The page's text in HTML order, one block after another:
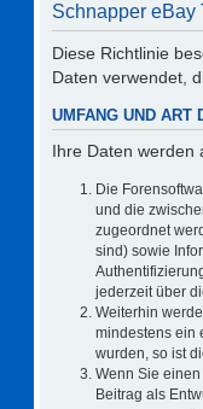
Schnapper eBay
Diese Richtlinie
Daten verwendet,
UMFANG UND ART
Ihre Daten werden
Die
und die
zugeordnet
sind) sowie
jederzeit über
Weiterhin
mindestens ein
wurden, so ist
Wenn Sie
Beitrag als